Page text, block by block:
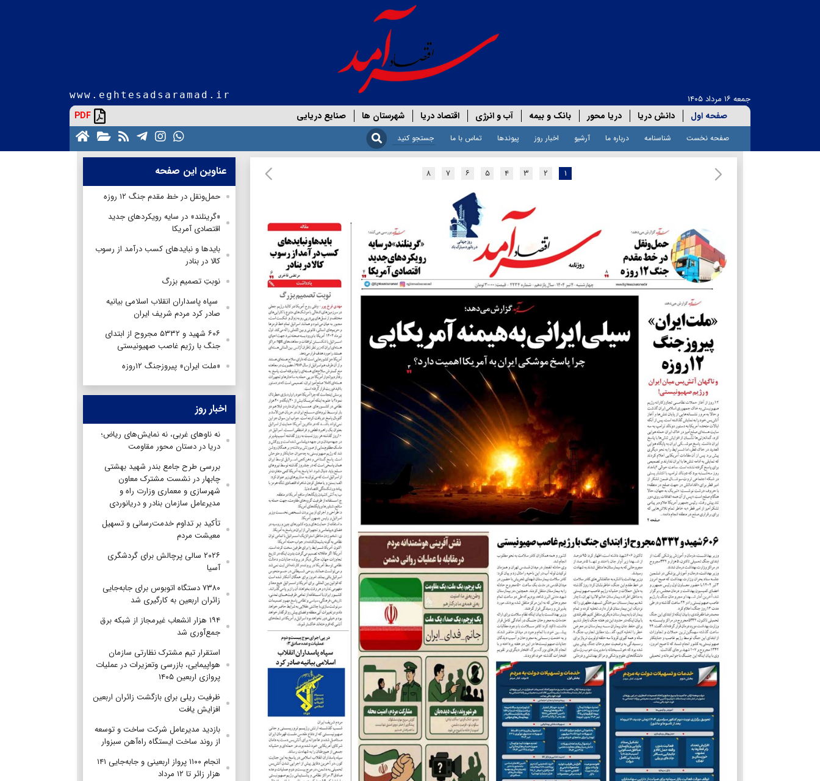
جمعه ۱۶ مرداد ۱۴۰۵ www.eghtesadsaramad.ir
صفحه اول دانش دریا دریا محور بانک و بیمه آب و انرژی اقتصاد دریا شهرستان ها صنایع دریایی PDF
صفحه نخست شناسنامه درباره ما آرشیو اخبار روز پیوندها تماس با ما
۱ ۲ ۳ ۴ ۵ ۶ ۷ ۸ عناوین این صفحه
حمل‌ونقل در خط مقدم جنگ ۱۲ روزه
«گرینلند» در سایه رویکردهای جدید
اقتصادی آمریکا
بایدها و نبایدهای کسب درآمد از رسوب
کالا در بنادر
نوبتِ تصمیم بزرگ
سپاه پاسداران انقلاب اسلامی بیانیه
صادر کرد مردم شریف ایران
۶۰۶ شهید و ۵۳۳۲ مجروح از ابتدای
جنگ با رژیم غاصب صهیونیستی
«ملت ایران» پیروزجنگ ۱۲روزه
اخبار روز
نه ناوهای غربی، نه نمایش‌های ریاض؛
دریا در دستان محور مقاومت
بررسی طرح جامع بندر شهید بهشتی
چابهار در نشست مشترک معاون
شهرسازی و معماری وزارت راه و
مدیرعامل سازمان بنادر و دریانوردی
تأکید بر تداوم خدمت‌رسانی و تسهیل
معیشت مردم
۲۰۲۶ سالی پرچالش برای گردشگری
آسیا
۷۳۸۰ دستگاه اتوبوس برای جابه‌جایی
زائران اربعین به‌ کارگیری شد
۱۹۴ هزار انشعاب غیرمجاز از شبکه برق
جمع‌آوری شد
استقرار تیم مشترک نظارتی سازمان
هواپیمایی، بازرسی وتعزیرات در عملیات
پروازی اربعین ۱۴۰۵
ظرفیت ریلی برای بازگشت زائران اربعین
افزایش یافت
بازدید مدیرعامل شرکت ساخت و توسعه
از روند ساخت ایستگاه راه‌آهن سبزوار
انجام ۱۱۰۰ پرواز اربعینی و جابه‌جایی ۱۴۱
هزار زائر تا ۱۲ مرداد